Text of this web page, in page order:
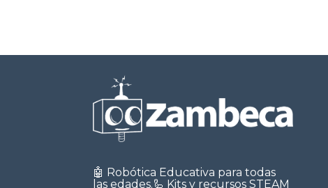
🤖 Robótica Educativa para todas
las edades.🦾 Kits y recursos STEAM